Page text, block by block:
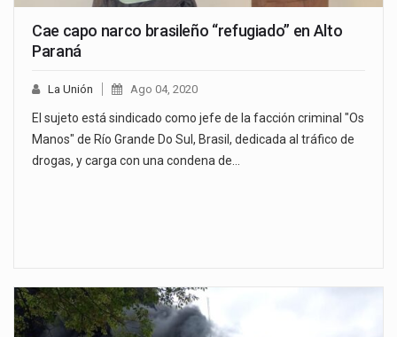
Cae capo narco brasileño “refugiado” en Alto
Paraná
La Unión Ago 04, 2020
El sujeto está sindicado como jefe de la facción criminal "Os
Manos" de Río Grande Do Sul, Brasil, dedicada al tráfico de
drogas, y carga con una condena de…